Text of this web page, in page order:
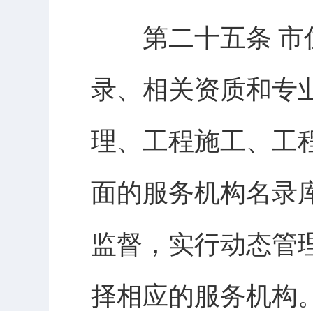
第二十五条 市
录、相关资质和专
理、工程施工、工
面的服务机构名录
监督，实行动态管
择相应的服务机构